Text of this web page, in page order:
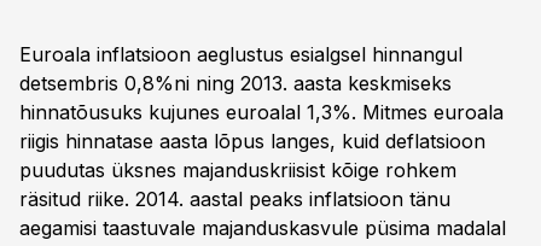
Euroala inflatsioon aeglustus esialgsel hinnangul
detsembris 0,8%ni ning 2013. aasta keskmiseks
hinnatõusuks kujunes euroalal 1,3%. Mitmes euroala
riigis hinnatase aasta lõpus langes, kuid deflatsioon
puudutas üksnes majanduskriisist kõige rohkem
räsitud riike. 2014. aastal peaks inflatsioon tänu
aegamisi taastuvale majanduskasvule püsima madalal